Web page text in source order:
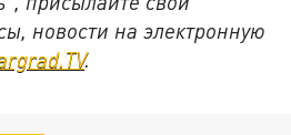
новости на электронную
.